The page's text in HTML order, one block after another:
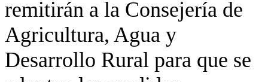
remitirán a la Consejería de
Agricultura, Agua y
Desarrollo Rural para que se